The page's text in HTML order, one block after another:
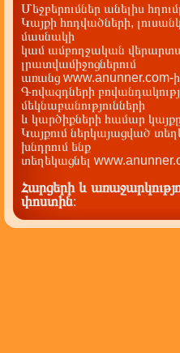
Մեջբերումներ անելիս
Կայքի հոդվածների,
մասնակի
կամ ամբողջական
լրատվամիջոցներում
առանց www.anunner.com-
Գովազդների
մեկնաբանությունների
և կարծիքների համար
Կայքում ներկայացված
խնդրում ենք
տեղեկացնել
Հարցերի և
փոստին: